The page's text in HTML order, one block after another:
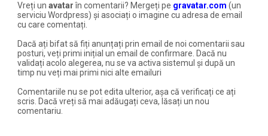
Vreți unavatarîn comentarii? Mergeți pe gravatar.com (un
serviciu Wordpress) și asociați o imagine cu adresa de email
cu care comentați.
Dacă ați bifat să fiți anunțați prin email de noi comentarii sau
posturi, veți primi inițial un email de confirmare. Dacă nu
validați acolo alegerea, nu se va activa sistemul și după un
timp nu veți mai primi nici alte emailuri
Comentariile nu se pot edita ulterior, așa că verificați ce ați
scris. Dacă vreți să mai adăugați ceva, lăsați un nou
comentariu.